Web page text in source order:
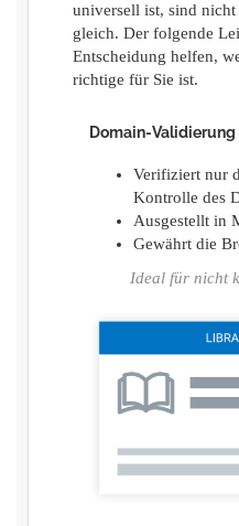
universell ist, sind
gleich. Der folgende
Entscheidung helfen,
richtige für Sie ist.
Domain-Validierung
Verifiziert nur
Kontrolle des
Ausgestellt in
Gewährt die
Ideal für nicht